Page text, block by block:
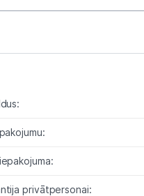
privātpersonai: